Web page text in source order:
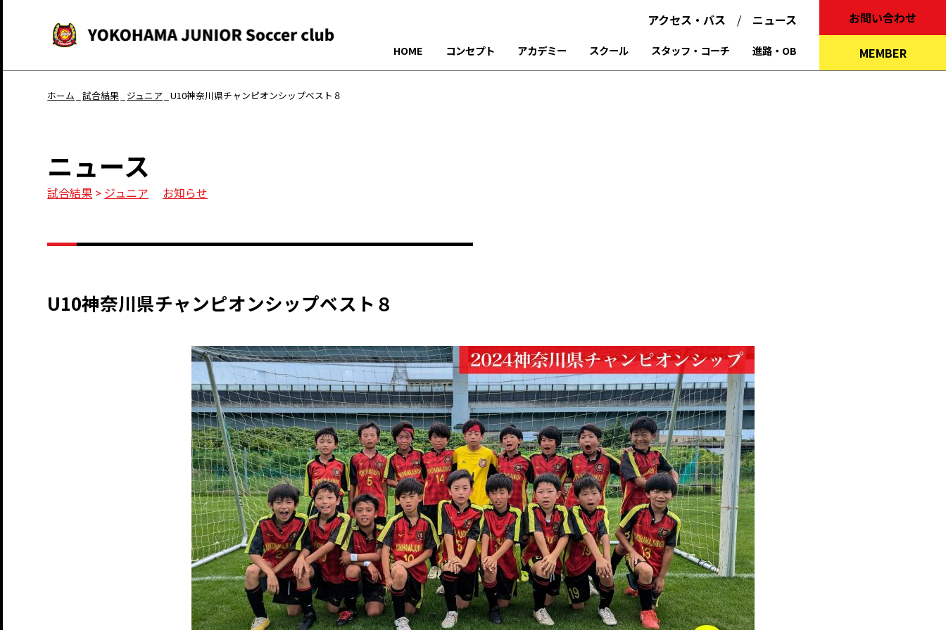
HOME コンセプト アカデミー スクール スタッフ・コーチ 進路・OB
アクセス・バス ニュース お問い合わせ
MEMBER
ホーム 試合結果 ジュニア U10神奈川県チャンピオンシップベスト８
ニュース
試合結果 > ジュニア お知らせ
U10神奈川県チャンピオンシップベスト８